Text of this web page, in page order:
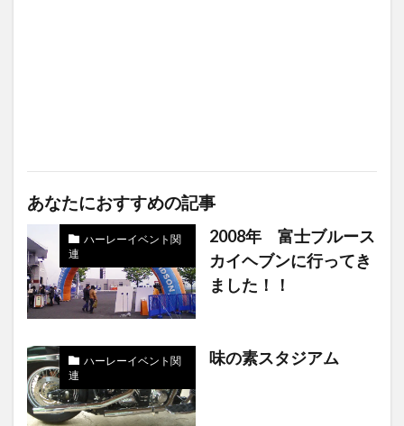
あなたにおすすめの記事
ハーレーイベント関
連
2008年 富士ブルース
カイヘブンに行ってき
ました！！
ハーレーイベント関
連
味の素スタジアム